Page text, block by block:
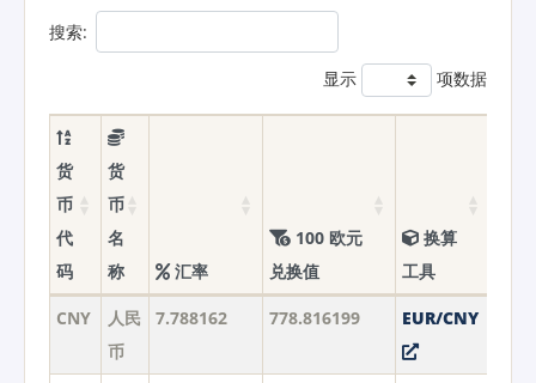
搜索:
显示 项数据
货
币
代
码
货
币
名
称
汇率
100 欧元
兑换值
换算
工具
CNY
人民
币
7.788162 778.816199 EUR/CNY